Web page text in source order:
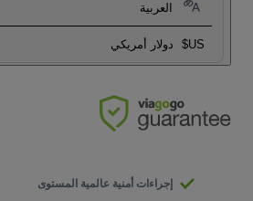
العربية
US$ دولار أمريكي
إجراءات أمنية عالمية المستوى